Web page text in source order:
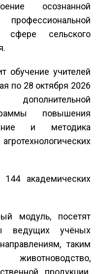
осознанной
сфере сельского
обучение учителей
по 28 октября 2026
повышения
и методика
академических
модуль, посетят
ведущих учёных
таким
продукции.